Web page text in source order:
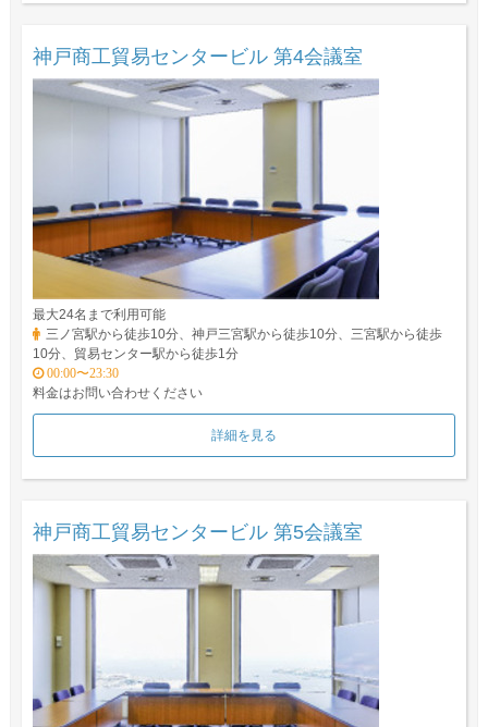
神戸商工貿易センタービル 第4会議室
最大24名まで利用可能
三ノ宮駅から徒歩10分、神戸三宮駅から徒歩10分、三宮駅から徒歩
10分、貿易センター駅から徒歩1分
00:00〜23:30
料金はお問い合わせください
詳細を見る
神戸商工貿易センタービル 第5会議室